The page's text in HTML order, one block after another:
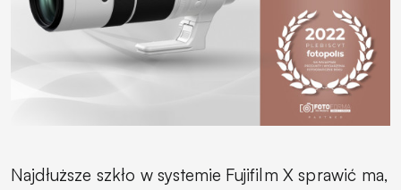
Najdłuższe szkło w systemie Fujifilm X sprawić ma,